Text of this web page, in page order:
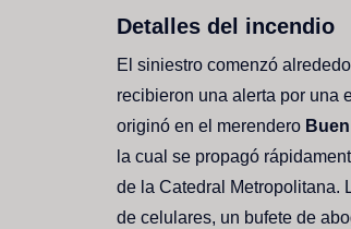
Detalles del incendio
El siniestro comenzó
recibieron una alerta por una
originó en el merendero
la cual se propagó
de la Catedral Metropolitana.
de celulares, un bufete de